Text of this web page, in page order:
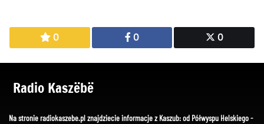
0 0 0
Radio Kaszëbë
Na stronie radiokaszebe.pl znajdziecie informacje z Kaszub: od Półwyspu Helskiego -